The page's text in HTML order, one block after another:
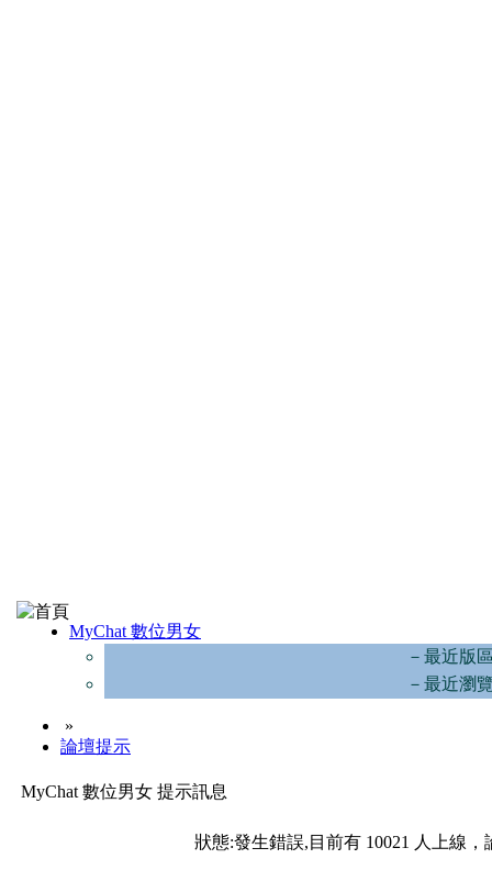
MyChat 數位男女
－最近版
－最近瀏
»
論壇提示
MyChat 數位男女 提示訊息
狀態:發生錯誤,目前有 10021 人上線